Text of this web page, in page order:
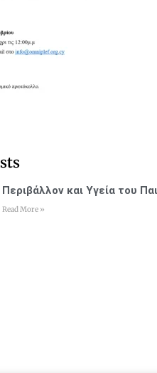
Περιβάλλον και Υγεία του
Read More »